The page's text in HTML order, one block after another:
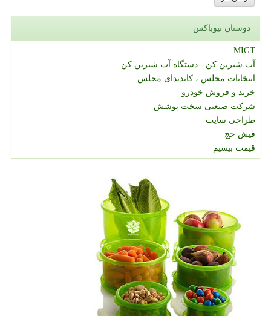
دوستان نیوباکس
MIGT
آب شیرین کن - دستگاه آب شیرین کن
انتخابات مجلس ، کاندیدای مجلس
خرید و فروش خودرو
شرکت صنعتی سخت پوشش
طراحی سایت
فیش حج
قیمت بیسیم